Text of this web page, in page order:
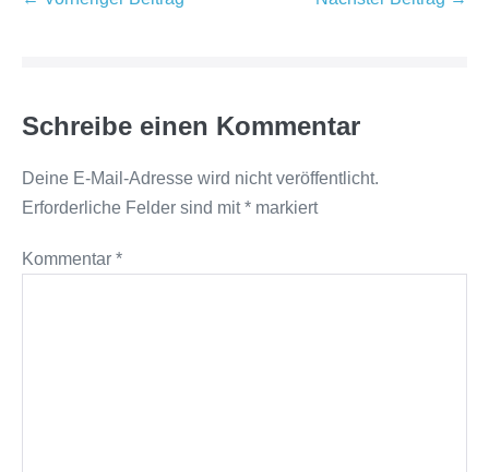
Schreibe einen Kommentar
Deine E-Mail-Adresse wird nicht veröffentlicht.
Erforderliche Felder sind mit* markiert
Kommentar *